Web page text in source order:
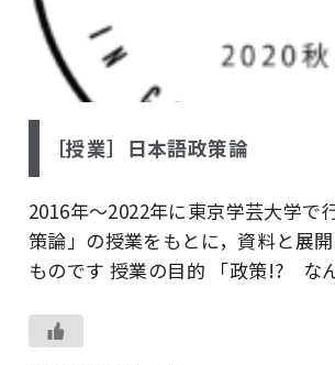
［授業］日本語政策論
2016年～2022年に東京学芸大学で
策論」の授業をもとに，資料と展
ものです 授業の目的 「政策!? な